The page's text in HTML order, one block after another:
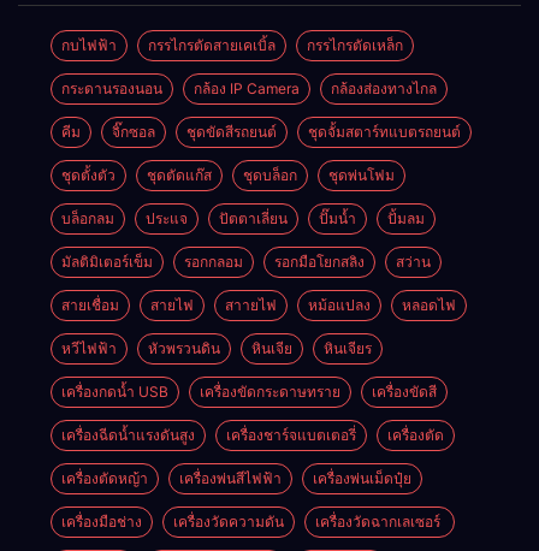
กบไฟฟ้า กรรไกรตัดสายเคเบิ้ล กรรไกรตัดเหล็ก
กระดานรองนอน กล้อง IP Camera กล้องส่องทางไกล
คีม จิ๊กซอล ชุดขัดสีรถยนต์​ ชุดจั้มสตาร์ทแบตรถยนต์
ชุดตั้งตัว ชุดตัดแก๊ส ชุดบล็อก ชุดพ่นโฟม
บล็อกลม ประแจ ปัตตาเลี่ยน ปั๊มน้ำ ปั้มลม
มัลติมิเตอร์เข็ม รอกกลอม รอกมือโยกสลิง สว่าน
สายเชื่อม สายไฟ สาายไฟ หม้อแปลง หลอดไฟ
หวีไฟฟ้า หัวพรวนดิน หินเจีย หินเจียร
เครื่องกดน้ำ USB เครื่องขัดกระดาษทราย เครื่องขัดสี
เครื่องฉีดน้ำแรงดันสูง เครื่องชาร์จแบตเตอรี่ เครื่องตัด
เครื่องตัดหญ้า เครื่องพ่นสีไฟฟ้า เครื่องพ่นเม็ดปุ๋ย
เครื่องมือช่าง เครื่องวัดความดัน เครื่องวัดฉากเลเซอร์